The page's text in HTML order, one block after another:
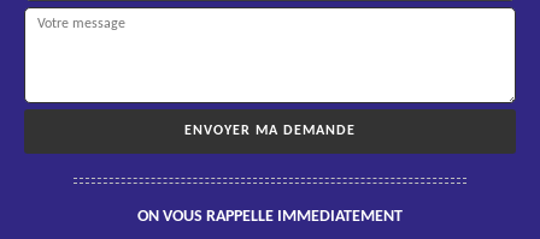
ON VOUS RAPPELLE IMMEDIATEMENT